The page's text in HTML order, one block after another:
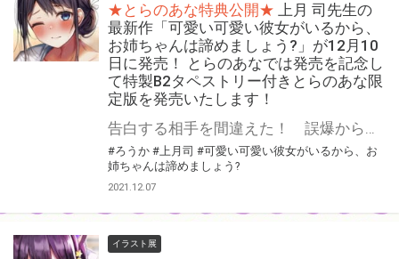
★とらのあな特典公開★ 上月 司先生の
最新作「可愛い可愛い彼女がいるから、
お姉ちゃんは諦めましょう?」が12月10
日に発売！ とらのあなでは発売を記念し
て特製B2タペストリー付きとらのあな限
定版を発売いたします！
告白する相手を間違えた！ 誤爆から始まるこの恋の行方は予測不能！？ 上月 司先生の最新作「可愛い可愛い彼女がいるから、お姉ちゃんは諦めましょう?」が電撃文庫より発売決定！ とらのあなでは発売を記念して《特製B2タペストリー》とらのあな限定版を発売いたします。 とらのあな限定版の数は限られていますので是非お早めにお求めください！
#ろうか #上月司 #可愛い可愛い彼女がいるから、お
姉ちゃんは諦めましょう?
2021.12.07
イラスト展